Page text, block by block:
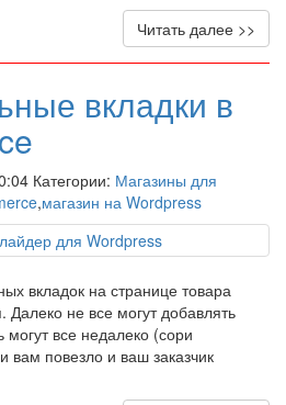
Читать далее >>
вкладки в
Категории: Магазины для
,магазин на Wordpress
вкладок на странице товара
Далеко не все могут добавлять
могут все недалеко (сори
вам повезло и ваш заказчик